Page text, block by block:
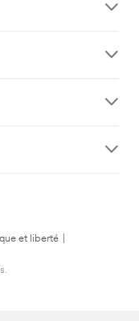
et liberté